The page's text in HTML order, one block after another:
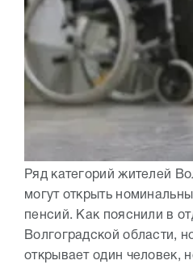
Ряд категорий жителей
могут открыть
пенсий. Как пояснили в
Волгоградской области,
открывает один человек,